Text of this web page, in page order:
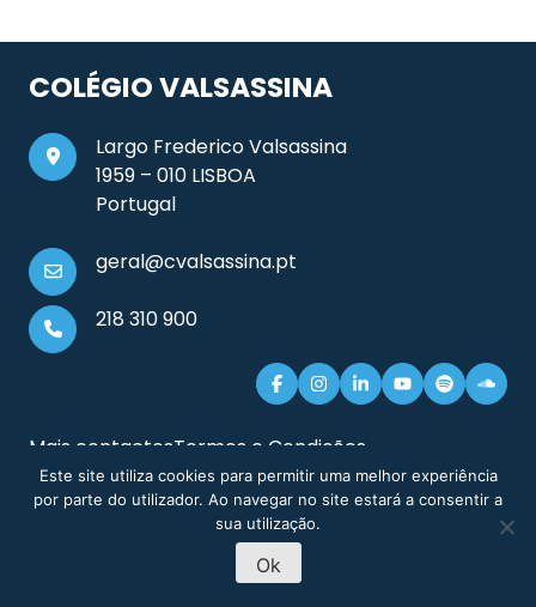
MARCAÇÃO DE
COLÉGIO VALSASSINA
Largo Frederico Valsassina
1959 – 010 LISBOA
Portugal
geral@cvalsassina.pt
218 310 900
Mais contactosTermos e Condições
Documentos e Informação LegalSitemap
© 2026 Colégio Valsassina
Este site utiliza cookies para permitir uma melhor experiência
por parte do utilizador. Ao navegar no site estará a consentir a
sua utilização.
Ok